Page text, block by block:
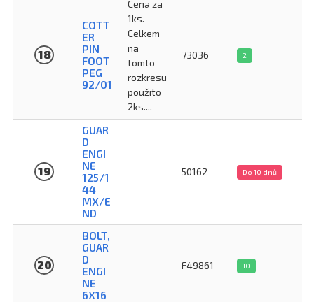
18
COTT
ER
PIN
FOOT
PEG
92/01
Cena za
1ks.
Celkem
na
tomto
rozkresu
použito
2ks....
73036 2
19
GUAR
D
ENGI
NE
125/1
44
MX/E
ND
50162 Do 10 dnů
20
BOLT,
GUAR
D
ENGI
NE
6X16
F49861 10